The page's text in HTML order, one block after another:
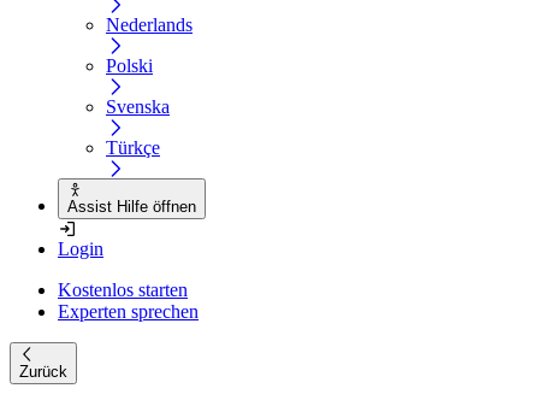
Nederlands
Polski
Svenska
Türkçe
Assist Hilfe öffnen
Login
Kostenlos starten
Experten sprechen
Zurück